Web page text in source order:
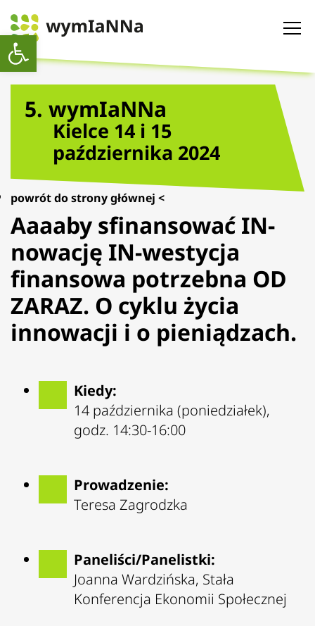
Otwórz pasek narzędzi
5. wymIaNNa
Kielce 14 i 15
października 2024
powrót do strony głównej <
Aaaaby sfinansować IN-
nowację IN-westycja
finansowa potrzebna OD
ZARAZ. O cyklu życia
innowacji i o pieniądzach.
Kiedy:
14 października (poniedziałek),
godz. 14:30-16:00
Prowadzenie:
Teresa Zagrodzka
Paneliści/Panelistki:
Joanna Wardzińska, Stała
Konferencja Ekonomii Społecznej